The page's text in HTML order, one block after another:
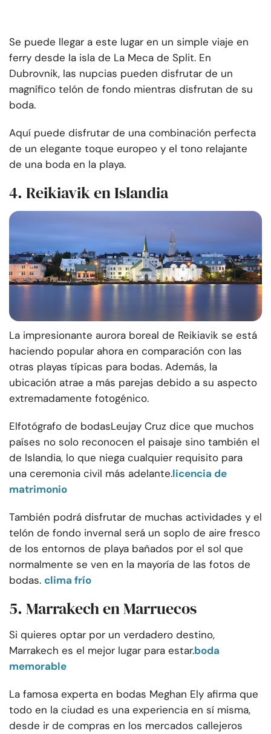
Se puede llegar a este lugar en un simple viaje en
ferry desde la isla de La Meca de Split. En
Dubrovnik, las nupcias pueden disfrutar de un
magnífico telón de fondo mientras disfrutan de su
boda.
Aquí puede disfrutar de una combinación perfecta
de un elegante toque europeo y el tono relajante
de una boda en la playa.
4. Reikiavik en Islandia
La impresionante aurora boreal de Reikiavik se está
haciendo popular ahora en comparación con las
otras playas típicas para bodas. Además, la
ubicación atrae a más parejas debido a su aspecto
extremadamente fotogénico.
Elfotógrafo de bodasLeujay Cruz dice que muchos
países no solo reconocen el paisaje sino también el
de Islandia, lo que niega cualquier requisito para
una ceremonia civil más adelante.licencia de
matrimonio
También podrá disfrutar de muchas actividades y el
telón de fondo invernal será un soplo de aire fresco
de los entornos de playa bañados por el sol que
normalmente se ven en la mayoría de las fotos de
bodas. clima frío
5. Marrakech en Marruecos
Si quieres optar por un verdadero destino,
Marrakech es el mejor lugar para estar.boda
memorable
La famosa experta en bodas Meghan Ely afirma que
todo en la ciudad es una experiencia en sí misma,
desde ir de compras en los mercados callejeros